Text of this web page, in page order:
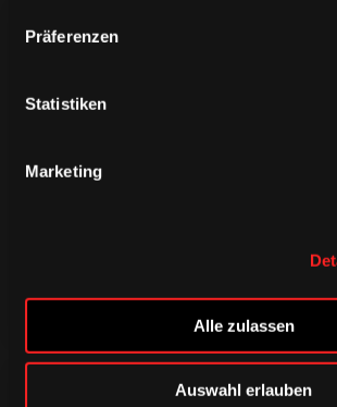
Präferenzen
Statistiken
Marketing
Alle zulassen
Auswahl erlauben